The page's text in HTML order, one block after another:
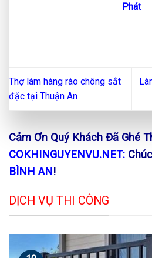
Phát
Thợ làm hàng rào chông sắt
đặc tại Thuận An
Cảm Ơn Quý Khách Đã Ghé
COKHINGUYENVU.NET:
BÌNH AN!
DỊCH VỤ THI CÔNG